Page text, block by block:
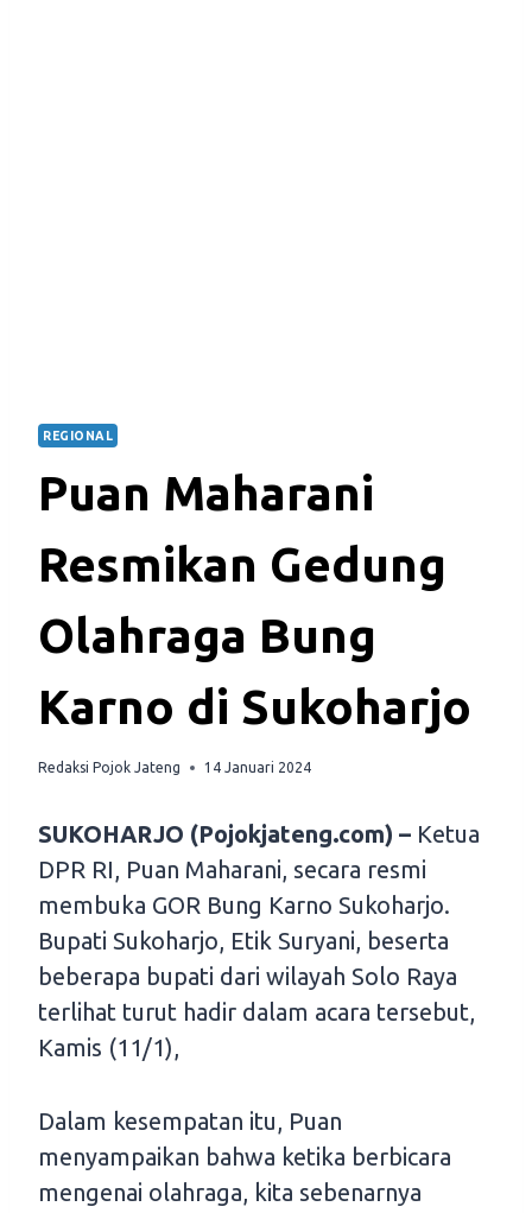
REGIONAL
Puan Maharani
Resmikan Gedung
Olahraga Bung
Karno di Sukoharjo
Redaksi Pojok Jateng 14 Januari 2024
SUKOHARJO (Pojokjateng.com) – Ketua
DPR RI, Puan Maharani, secara resmi
membuka GOR Bung Karno Sukoharjo.
Bupati Sukoharjo, Etik Suryani, beserta
beberapa bupati dari wilayah Solo Raya
terlihat turut hadir dalam acara tersebut,
Kamis (11/1),
Dalam kesempatan itu, Puan
menyampaikan bahwa ketika berbicara
mengenai olahraga, kita sebenarnya